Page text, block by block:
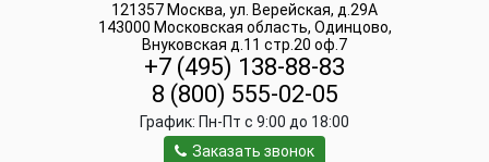
121357 Москва, ул. Верейская, д.29А
143000 Московская область, Одинцово,
Внуковская д.11 стр.20 оф.7
+7 (495) 138-88-83
8 (800) 555-02-05
График: Пн-Пт c 9:00 до 18:00
Заказать звонок